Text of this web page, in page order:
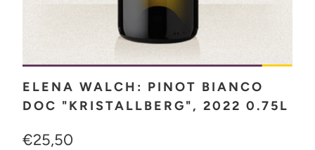
ELENA WALCH: PINOT BIANCO
DOC "KRISTALLBERG", 2022 0.75L
€25,50